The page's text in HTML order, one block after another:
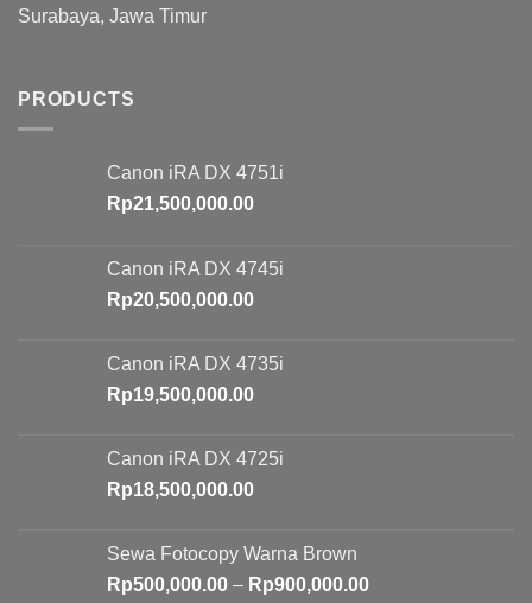
Surabaya, Jawa Timur
PRODUCTS
Canon iRA DX 4751i
Rp21,500,000.00
Canon iRA DX 4745i
Rp20,500,000.00
Canon iRA DX 4735i
Rp19,500,000.00
Canon iRA DX 4725i
Rp18,500,000.00
Sewa Fotocopy Warna Brown
Rp500,000.00 – Rp900,000.00Price